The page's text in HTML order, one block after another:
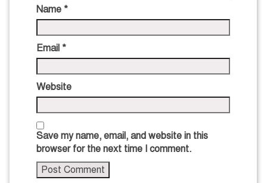
Name *
Email *
Website
Save my name, email, and website in this
browser for the next time I comment.